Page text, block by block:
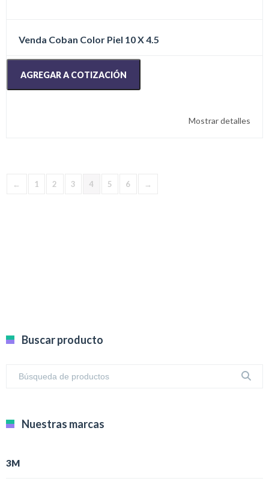
Venda Coban Color Piel 10 X 4.5
AGREGAR A COTIZACIÓN
Mostrar detalles
← 1 2 3 4 5 6 →
Buscar producto
Nuestras marcas
3M